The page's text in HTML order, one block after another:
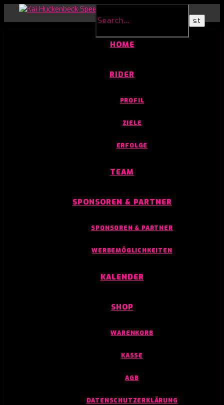
HOME
RIDER
PROFIL
ZIELE
ERFOLGE
TEAM
SPONSOREN & PARTNER
SPONSOREN & PARTNER
WERBEMÖGLICHKEITEN
KALENDER
SHOP
WARENKORB
KASSE
AGB
DATENSCHUTZERKLÄRUNG